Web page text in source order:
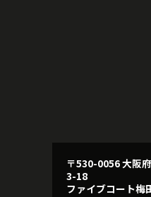
〒530-0056 大阪
3-18
ファイブコート梅